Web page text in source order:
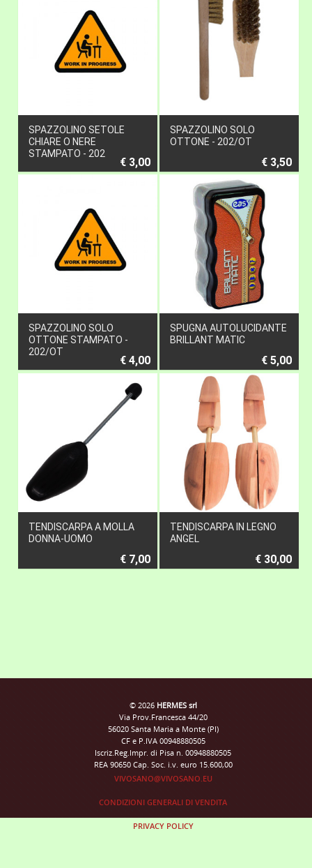
SPAZZOLINO SETOLE
CHIARE O NERE
STAMPATO - 202
€ 3,00
SPAZZOLINO SOLO
OTTONE - 202/OT
€ 3,50
SPAZZOLINO SOLO
OTTONE STAMPATO -
202/OT
€ 4,00
SPUGNA AUTOLUCIDANTE
BRILLANT MATIC
€ 5,00
TENDISCARPA A MOLLA
DONNA-UOMO
€ 7,00
TENDISCARPA IN LEGNO
ANGEL
€ 30,00
© 2026 HERMES srl
Via Prov.Francesca 44/20
56020 Santa Maria a Monte (PI)
CF e P.IVA 00948880505
Iscriz.Reg.Impr. di Pisa n. 00948880505
REA 90650 Cap. Soc. i.v. euro 15.600,00
VIVOSANO@VIVOSANO.EU
CONDIZIONI GENERALI DI VENDITA
PRIVACY POLICY